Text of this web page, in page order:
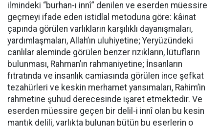
ilmindeki “burhan-ı innî” denilen ve eserden müessire
geçmeyi ifade eden istidlal metoduna göre: kâinat
çapında görülen varlıkların karşılıklı dayanışmaları,
yardımlaşmaları, Allah’ın uluhiyetine; Yeryüzündeki
canlılar aleminde görülen benzer rızıkların, lütufların
bulunması, Rahman’ın rahmaniyetine; İnsanların
fıtratında ve insanlık camiasında görülen ince şefkat
tezahürleri ve keskin merhamet yansımaları, Rahim’in
rahmetine şuhud derecesinde işaret etmektedir. Ve
eserden müessire geçen bir delil-i innî olan bu kesin
mantık delili, varlıkta bulunan bütün bu eserlerin o